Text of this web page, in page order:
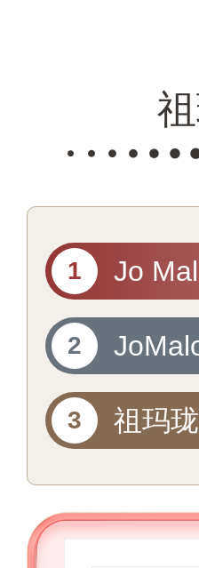
Jo
营旗
方旗
祖玛